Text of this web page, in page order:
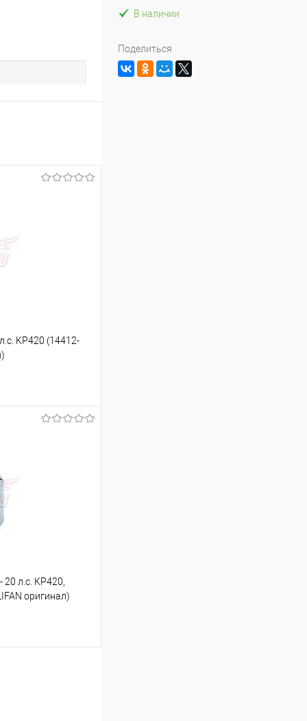
KP420 (14412-
В наличии
20 л.с. KP420,
оригинал)
В наличии
Поделиться